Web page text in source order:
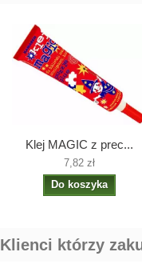
Klej MAGIC z prec...
7,82 zł
Do koszyka
Klienci którzy